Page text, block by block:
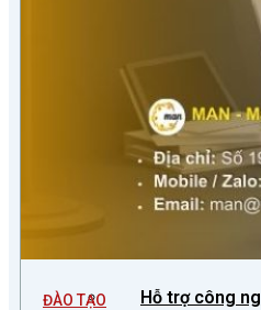
Chuẩn
Luật
Luật và
Quản lý
Kiểm
Hỗ trợ công
ĐÀO TẠO